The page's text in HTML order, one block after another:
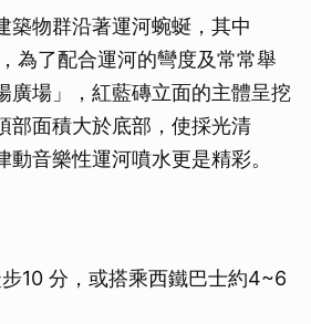
築物群沿著運河蜿蜒，其中
為了配合運河的彎度及常常舉
廣場」，紅藍磚立面的主體呈挖
部面積大於底部，使採光清
動音樂性運河噴水更是精彩。
10 分，或搭乘西鐵巴士約4~6